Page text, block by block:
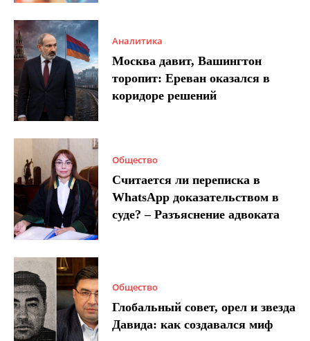
Аналитика
Москва давит, Вашингтон
торопит: Ереван оказался в
коридоре решений
Общество
Считается ли переписка в
WhatsApp доказательством в
суде? – Разъяснение адвоката
Общество
Глобальный совет, орел и звезда
Давида: как создавался миф